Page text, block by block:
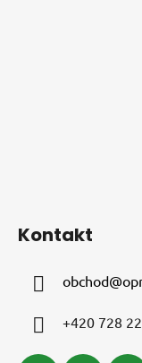
Kontakt
obchod@
+420 728